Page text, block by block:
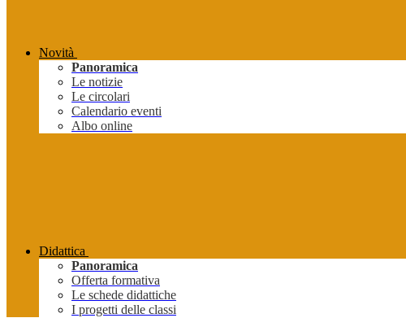
Novità
Panoramica
Le notizie
Le circolari
Calendario eventi
Albo online
Didattica
Panoramica
Offerta formativa
Le schede didattiche
I progetti delle classi